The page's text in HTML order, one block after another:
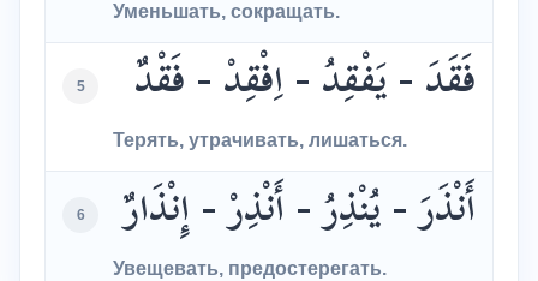
Уменьшать, сокращать.
5 فَقَدَ - يَفْقِدُ - اِفْقِدْ - فَقْدٌ
Терять, утрачивать, лишаться.
6 أَنْذَرَ - يُنْذِرُ - أَنْذِرْ - إِنْذَارٌ
Увещевать, предостерегать.